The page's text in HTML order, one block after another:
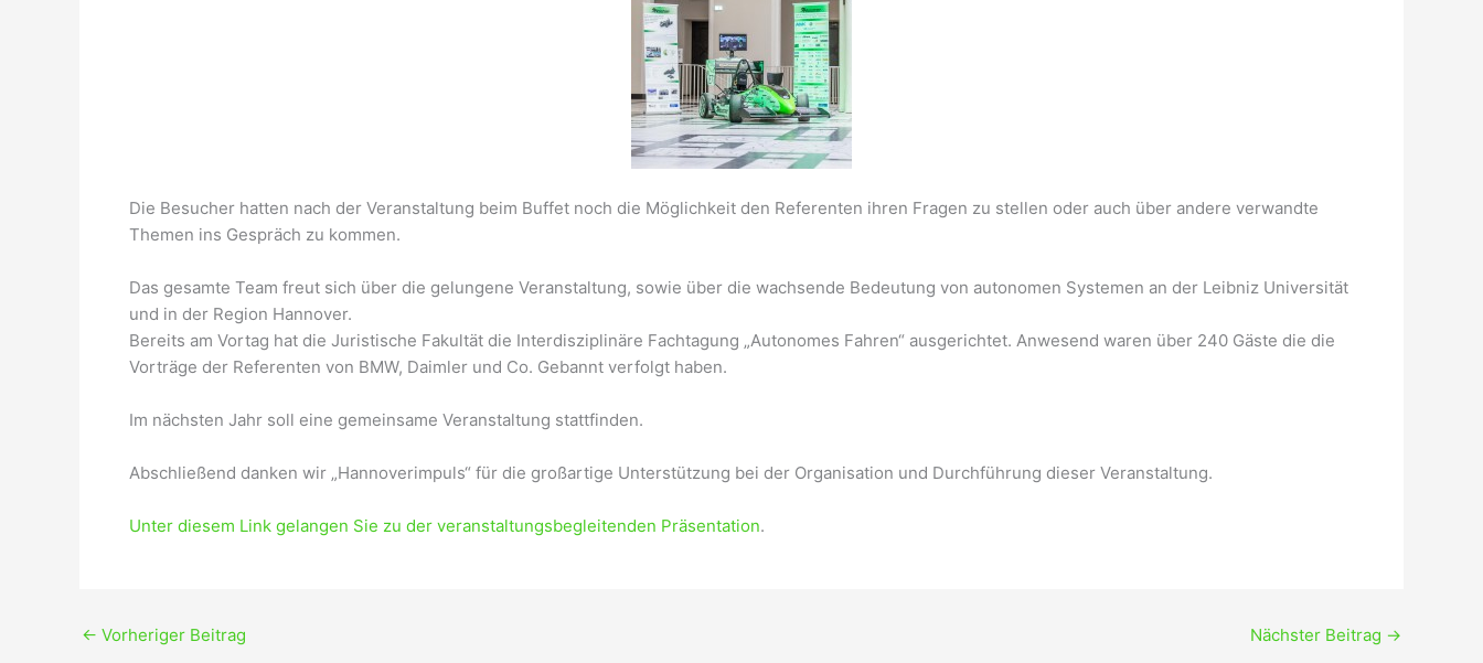
Die Besucher hatten nach der Veranstaltung beim Buffet noch die Möglichkeit den Referenten ihren Fragen zu stellen oder auch über andere verwandte
Themen ins Gespräch zu kommen.
Das gesamte Team freut sich über die gelungene Veranstaltung, sowie über die wachsende Bedeutung von autonomen Systemen an der Leibniz Universität
und in der Region Hannover.
Bereits am Vortag hat die Juristische Fakultät die Interdisziplinäre Fachtagung „Autonomes Fahren“ ausgerichtet. Anwesend waren über 240 Gäste die die
Vorträge der Referenten von BMW, Daimler und Co. Gebannt verfolgt haben.
Im nächsten Jahr soll eine gemeinsame Veranstaltung stattfinden.
Abschließend danken wir „Hannoverimpuls“ für die großartige Unterstützung bei der Organisation und Durchführung dieser Veranstaltung.
Unter diesem Link gelangen Sie zu der veranstaltungsbegleitenden Präsentation.
← Vorheriger Beitrag Nächster Beitrag →